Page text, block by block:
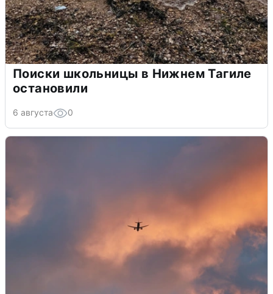
Поиски школьницы в Нижнем Тагиле
остановили
6 августа 0